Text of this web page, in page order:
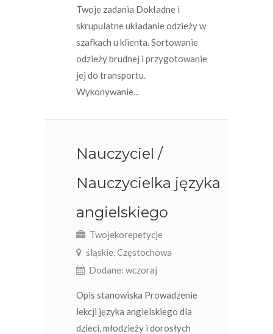
Twoje zadania Dokładne i
skrupulatne układanie odzieży w
szafkach u klienta. Sortowanie
odzieży brudnej i przygotowanie
jej do transportu.
Wykonywanie...
Nauczyciel /
Nauczycielka języka
angielskiego
Twojekorepetycje
śląskie, Częstochowa
Dodane: wczoraj
Opis stanowiska Prowadzenie
lekcji języka angielskiego dla
dzieci, młodzieży i dorosłych